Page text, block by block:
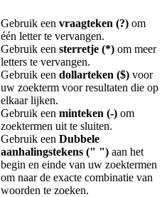
Gebruik een vraagteken (?) om
één letter te vervangen.
Gebruik een sterretje (*) om meer
letters te vervangen.
Gebruik een dollarteken ($) voor
uw zoekterm voor resultaten die op
elkaar lijken.
Gebruik een minteken (-) om
zoektermen uit te sluiten.
Gebruik een Dubbele
aanhalingstekens (" ") aan het
begin en einde van uw zoektermen
om naar de exacte combinatie van
woorden te zoeken.